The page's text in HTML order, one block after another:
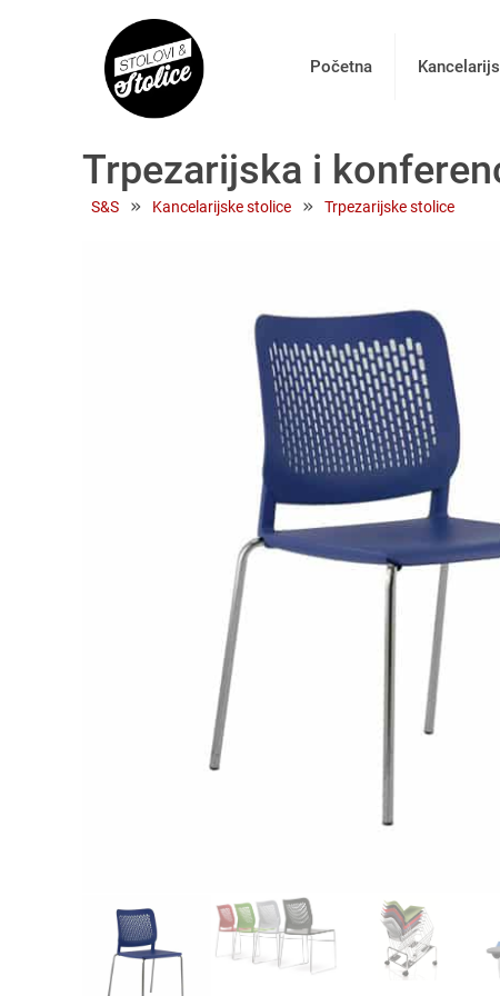
Početna
Trpezarijska i
S&S » Kancelarijske stolice » Trpezarijske stolice